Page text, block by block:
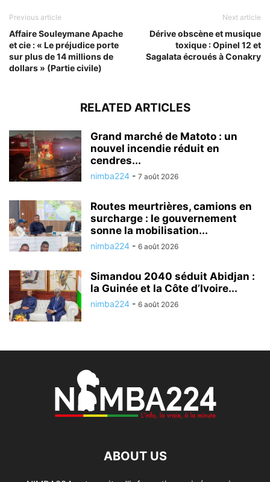
Previous article
Affaire Souleymane Apache
et cie : « Le préjudice porte
sur plus de 14 millions de
dollars » (Partie civile)
Next article
Dérive obscène et musique
toxique : Opinel 12 et
Sagalata écroués à Conakry
RELATED ARTICLES
Grand marché de Matoto : un
nouvel incendie réduit en
cendres...
nimba224 - 7 août 2026
Routes meurtrières, camions en
surcharge : le gouvernement
sonne la mobilisation...
nimba224 - 6 août 2026
Simandou 2040 séduit Abidjan :
la Guinée et la Côte d’Ivoire...
nimba224 - 6 août 2026
ABOUT US